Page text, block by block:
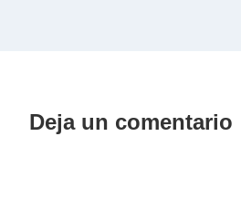
Deja un comentario